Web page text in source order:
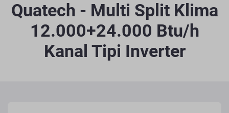
Quatech - Multi Split Klima
12.000+24.000 Btu/h
Kanal Tipi Inverter